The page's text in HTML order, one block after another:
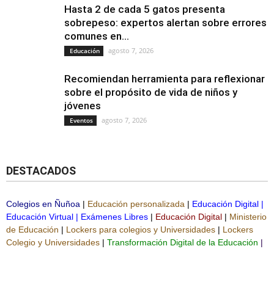
Hasta 2 de cada 5 gatos presenta
sobrepeso: expertos alertan sobre errores
comunes en...
Educación agosto 7, 2026
Recomiendan herramienta para reflexionar
sobre el propósito de vida de niños y
jóvenes
Eventos agosto 7, 2026
DESTACADOS
Colegios en Ñuñoa | Educación personalizada | Educación Digital |
Educación Virtual | Exámenes Libres | Educación Digital | Ministerio
de Educación | Lockers para colegios y Universidades | Lockers
Colegio y Universidades | Transformación Digital de la Educación |